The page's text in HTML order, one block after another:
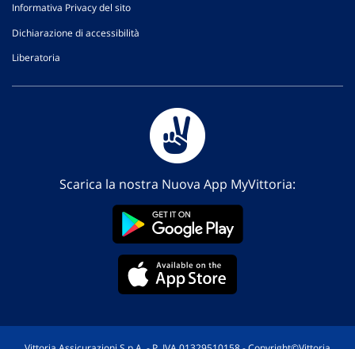
Informativa Privacy del sito
Dichiarazione di accessibilità
Liberatoria
Scarica la nostra Nuova App MyVittoria: